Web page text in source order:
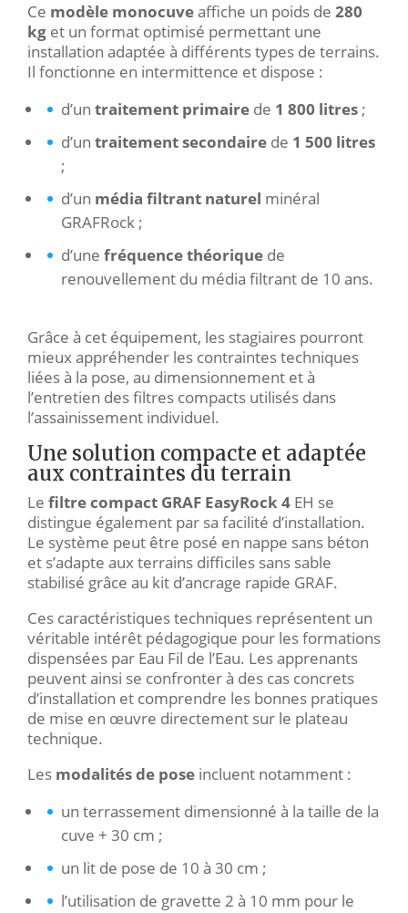
Ce modèle monocuveaffiche un poids de 280
kg et un format optimisé permettant une
installation adaptée à différents types de terrains.
Il fonctionne en intermittence et dispose :
d’un traitement primaire de 1 800 litres ;
d’un traitement secondaire de 1 500 litres
;
d’un média filtrant naturel minéral
GRAFRock ;
d’une fréquence théorique de
renouvellement du média filtrant de 10 ans.
Grâce à cet équipement, les stagiaires pourront
mieux appréhender les contraintes techniques
liées à la pose, au dimensionnement et à
l’entretien des filtres compacts utilisés dans
l’assainissement individuel.
Une solution compacte et adaptée
aux contraintes du terrain
Le filtre compact GRAF EasyRock 4 EH se
distingue également par sa facilité d’installation.
Le système peut être posé en nappe sans béton
et s’adapte aux terrains difficiles sans sable
stabilisé grâce au kit d’ancrage rapide GRAF.
Ces caractéristiques techniques représentent un
véritable intérêt pédagogique pour les formations
dispensées par Eau Fil de l’Eau. Les apprenants
peuvent ainsi se confronter à des cas concrets
d’installation et comprendre les bonnes pratiques
de mise en œuvre directement sur le plateau
technique.
Les modalités de pose incluent notamment :
un terrassement dimensionné à la taille de la
cuve + 30 cm ;
un lit de pose de 10 à 30 cm ;
l’utilisation de gravette 2 à 10 mm pour le